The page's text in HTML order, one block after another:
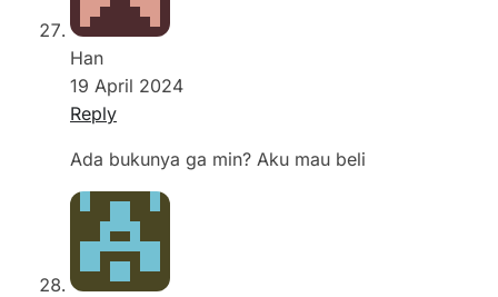
Han
19 April 2024
Reply
Ada bukunya ga min? Aku mau beli